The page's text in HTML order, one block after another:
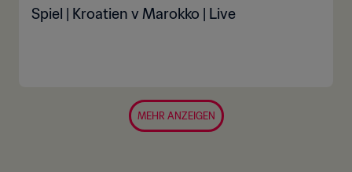
Spiel | Kroatien v Marokko | Live
MEHR ANZEIGEN